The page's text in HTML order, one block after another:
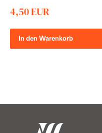
4,50 EUR
In den Warenkorb